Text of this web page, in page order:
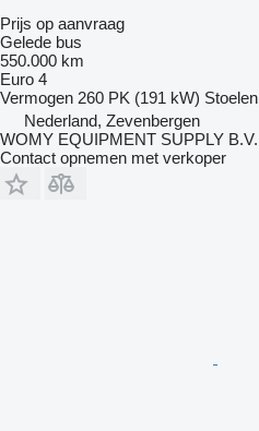
Prijs op aanvraag
Gelede bus
550.000 km
Euro 4
Vermogen 260 PK (191 kW) Stoelen
Nederland, Zevenbergen
WOMY EQUIPMENT SUPPLY B.V.
Contact opnemen met verkoper